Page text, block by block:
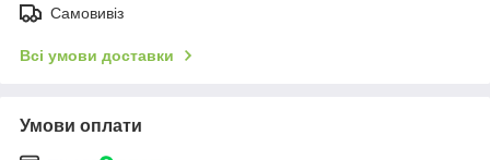
Самовивіз
Всі умови доставки
Умови оплати